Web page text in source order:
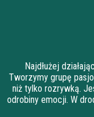
Najdłużej
Tworzymy grupę
niż tylko rozrywką.
odrobiny emocji. W